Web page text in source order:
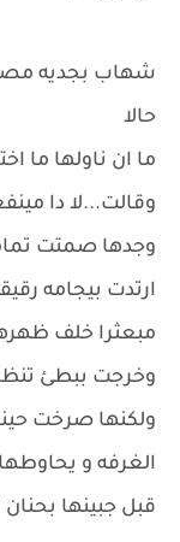
شهاب بجديه
حالا
ما ان ناولها ما
وقالت...لا دا
وجدها صمتت
ارتدت بيجامه
مبعثرا خلف
وخرجت ببطئ
ولكنها صرخت
الغرفه و
قبل جبينها